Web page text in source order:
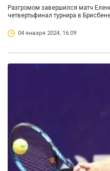
Разгромом завершился матч
четвертьфинал турнира в
04 января 2024, 16:09